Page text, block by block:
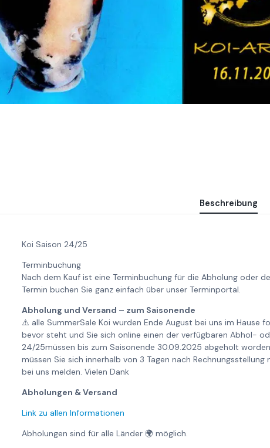
Beschreibung
Koi Saison 24/25
Terminbuchung
Nach dem Kauf ist eine Terminbuchung für die Abholung oder
Termin buchen Sie ganz einfach über unser Terminportal.
Abholung und Versand – zum Saisonende
⚠️ alle SummerSale Koi wurden Ende August bei uns im Hause
bevor steht und Sie sich online einen der verfügbaren Abhol-
24/25müssen bis zum Saisonende 30.09.2025 abgeholt
müssen Sie sich innerhalb von 3 Tagen nach
bei uns melden. Vielen Dank
Abholungen & Versand
Link zu allen Informationen
Abholungen sind für alle Länder 🌍 möglich.